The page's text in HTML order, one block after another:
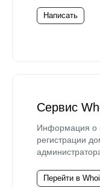
Написать
Сервис
Информация о
регистрации
Перейти в